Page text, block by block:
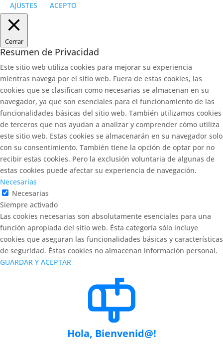
AJUSTES
ACEPTO
Cerrar
Resumen de Privacidad
Este sitio web utiliza cookies para mejorar su experiencia
mientras navega por el sitio web. Fuera de estas cookies, las
cookies que se clasifican como necesarias se almacenan en su
navegador, ya que son esenciales para el funcionamiento de las
funcionalidades básicas del sitio web. También utilizamos cookies
de terceros que nos ayudan a analizar y comprender cómo utiliza
este sitio web. Estas cookies se almacenarán en su navegador solo
con su consentimiento. También tiene la opción de optar por no
recibir estas cookies. Pero la exclusión voluntaria de algunas de
estas cookies puede afectar su experiencia de navegación.
Necesarias
Necesarias
Siempre activado
Las cookies necesarias son absolutamente esenciales para una
función apropiada del sitio web. Ésta categoría sólo incluye
cookies que aseguran las funcionalidades básicas y características
de seguridad. Éstas cookies no almacenan información personal.
GUARDAR Y ACEPTAR
Hola, Bienvenid@!